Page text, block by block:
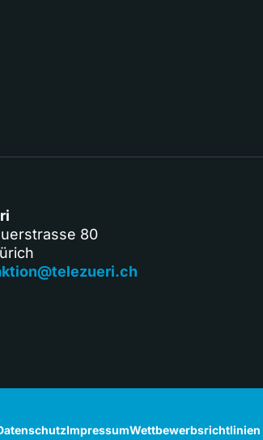
80
ImpressumWettbewerbsrichtlinien